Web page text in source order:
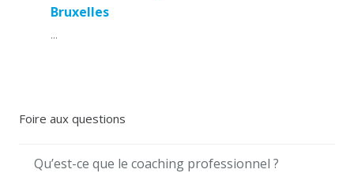
Bruxelles
...
Foire aux questions
Qu’est-ce que le coaching professionnel ?